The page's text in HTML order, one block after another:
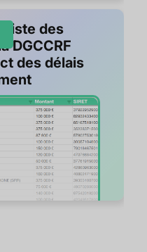
liste des
DGCCRF
des délais